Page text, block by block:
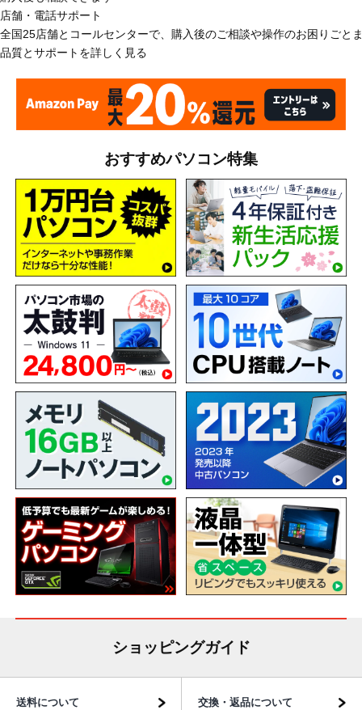
店舗・電話サポート
全国25店舗とコールセンターで、購入後のご相談や操作のお困りごと
品質とサポートを詳しく見る
おすすめパソコン特集
ショッピングガイド
送料について 交換・返品について